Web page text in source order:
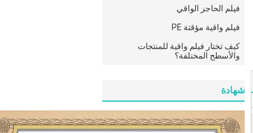
فيلم الحاجز الواقي
فيلم واقية مؤقتة PE
كيف تختار فيلم واقية للمنتجات
والأسطح المختلفة؟
شهادة